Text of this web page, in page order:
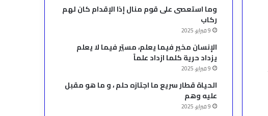
وما استعصى على قوم منال إذا الإقدام كان لهم
ركاب
9 فبراير، 2025
الإنسان مخير فيما يعلم، مسيّر فيما لا يعلم
يزداد حرية كلما ازداد علماً
9 فبراير، 2025
الحياة قطار سريع ما اجتازه حلم ، و ما هو مقبل
عليه وهم
9 فبراير، 2025